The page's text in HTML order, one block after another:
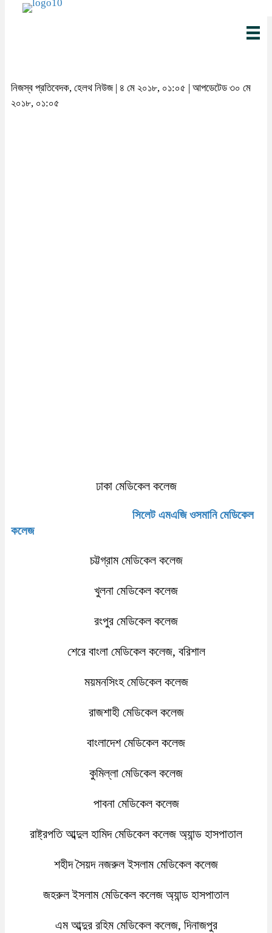
নিজস্ব প্রতিবেদক, হেলথ নিউজ | ৪ মে ২০১৮, ০১:০৫ | আপডেটেড ৩০ মে
২০১৮, ০১:০৫
ঢাকা মেডিকেল কলেজ
সিলেট এমএজি ওসমানি মেডিকেল
কলেজ
চট্টগ্রাম মেডিকেল কলেজ
খুলনা মেডিকেল কলেজ
রংপুর মেডিকেল কলেজ
শেরে বাংলা মেডিকেল কলেজ, বরিশাল
ময়মনসিংহ মেডিকেল কলেজ
রাজশাহী মেডিকেল কলেজ
বাংলাদেশ মেডিকেল কলেজ
কুমিল্লা মেডিকেল কলেজ
পাবনা মেডিকেল কলেজ
রাষ্ট্রপতি আব্দুল হামিদ মেডিকেল কলেজ অ্যান্ড হাসপাতাল
শহীদ সৈয়দ নজরুল ইসলাম মেডিকেল কলেজ
জহরুল ইসলাম মেডিকেল কলেজ অ্যান্ড হাসপাতাল
এম আব্দুর রহিম মেডিকেল কলেজ, দিনাজপুর